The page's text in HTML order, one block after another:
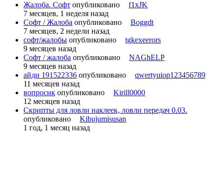
Жалоба. Софт опубликовано
f1xJK
7 месяцев, 1 неделя назад
Софт / Жалоба опубликовано
Boggdt
7 месяцев, 2 недели назад
софт/жалобы опубликовано
tgkexeerors
9 месяцев назад
Софт / жалоба опубликовано
NAGhELP
9 месяцев назад
айди 191522336 опубликовано
qwertyuiop123456789
11 месяцев назад
вопросик опубликовано
Kirill0000
12 месяцев назад
Скрипты для ловли наклеек, ловли передач 0.03.
опубликовано
Kibujumisusan
1 год, 1 месяц назад